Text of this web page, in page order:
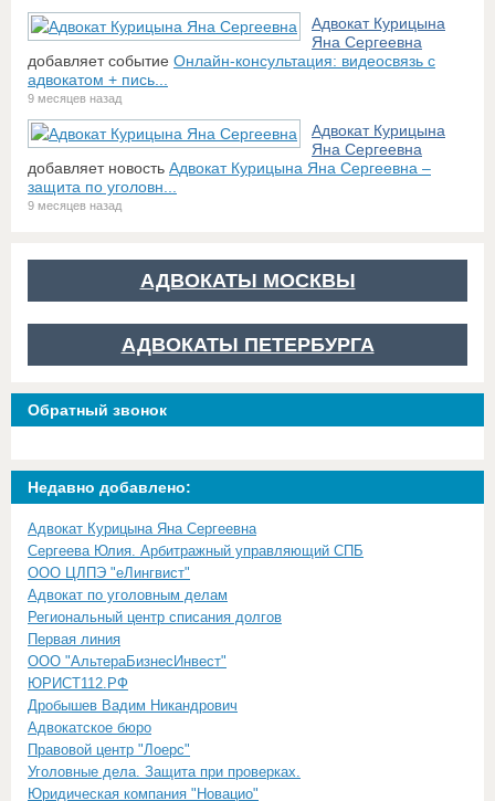
Адвокат Курицына
Яна Сергеевна
добавляет событие Онлайн-консультация: видеосвязь с
адвокатом + пись...
9 месяцев назад
Адвокат Курицына
Яна Сергеевна
добавляет новость Адвокат Курицына Яна Сергеевна –
защита по уголовн...
9 месяцев назад
АДВОКАТЫ МОСКВЫ
АДВОКАТЫ ПЕТЕРБУРГА
Обратный звонок
Недавно добавлено:
Адвокат Курицына Яна Сергеевна
Сергеева Юлия. Арбитражный управляющий СПБ
ООО ЦЛПЭ "еЛингвист"
Адвокат по уголовным делам
Региональный центр списания долгов
Первая линия
ООО "АльтераБизнесИнвест"
ЮРИСТ112.РФ
Дробышев Вадим Никандрович
Адвокатское бюро
Правовой центр "Лоерс"
Уголовные дела. Защита при проверках.
Юридическая компания "Новацио"